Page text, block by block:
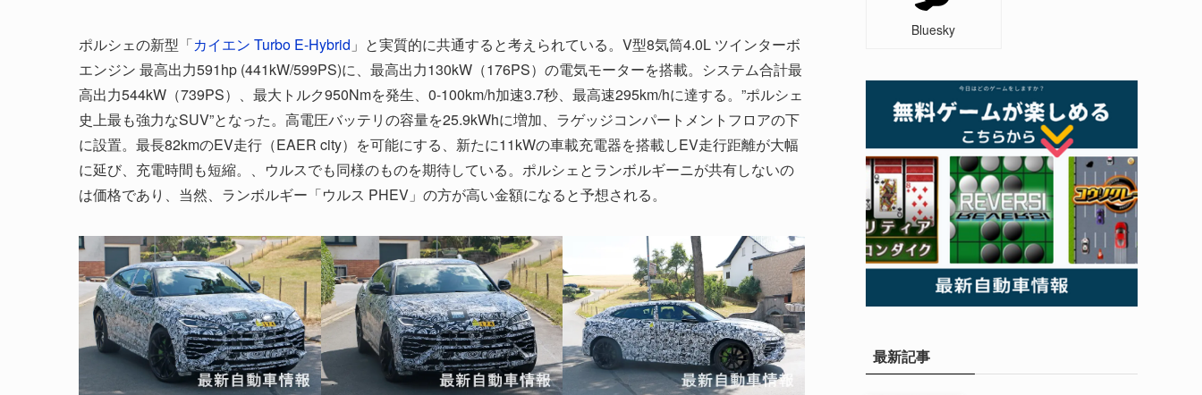
ポルシェの新型「カイエン Turbo E-Hybrid 」と実質的に共通すると考えられている。V型8気筒4.0L ツインターボ
エンジン 最高出力591hp (441kW/599PS)に、最高出力130kW（176PS）の電気モーターを搭載。システム合計最
高出力544kW（739PS）、最大トルク950Nmを発生、0-100km/h加速3.7秒、最高速295km/hに達する。”ポルシェ
史上最も強力なSUV”となった。高電圧バッテリの容量を25.9kWhに増加、ラゲッジコンパートメントフロアの下
に設置。最長82kmのEV走行（EAER city）を可能にする、新たに11kWの車載充電器を搭載しEV走行距離が大幅
に延び、充電時間も短縮。、ウルスでも同様のものを期待している。ポルシェとランボルギーニが共有しないの
は価格であり、当然、ランボルギー「ウルス PHEV」の方が高い金額になると予想される。
Bluesky
最新記事